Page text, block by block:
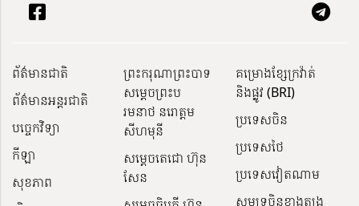
ព័ត៌មានជាតិ
ព័ត៌មានអន្តរជាតិ
បច្ចេកវិទ្យា
កីឡា
សុខភាព
ព្រះករុណាព្រះបាទ
សម្តេចព្រះប
រមនាថ នរោត្តម
សីហមុនី
សម្តេចតេជោ ហ៊ុន
សែន
គម្រោងខ្សែក្រវ៉ាត់
និងផ្លូវ (BRI)
ប្រទេសចិន
ប្រទេសថៃ
ប្រទេសវៀតណាម
សមុទ្រចិនខាងត្បូង